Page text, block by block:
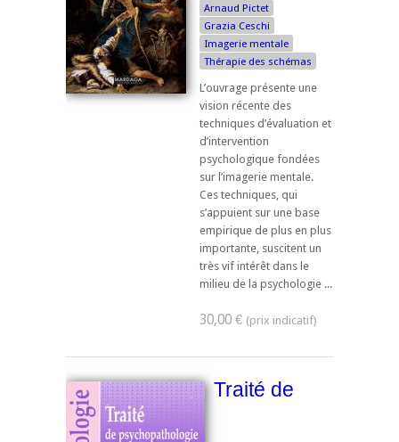
Arnaud Pictet
Grazia Ceschi
Imagerie mentale
Thérapie des schémas
L’ouvrage présente une
vision récente des
techniques d’évaluation et
d’intervention
psychologique fondées
sur l’imagerie mentale.
Ces techniques, qui
s’appuient sur une base
empirique de plus en plus
importante, suscitent un
très vif intérêt dans le
milieu de la psychologie ...
30,00 €
Traité de